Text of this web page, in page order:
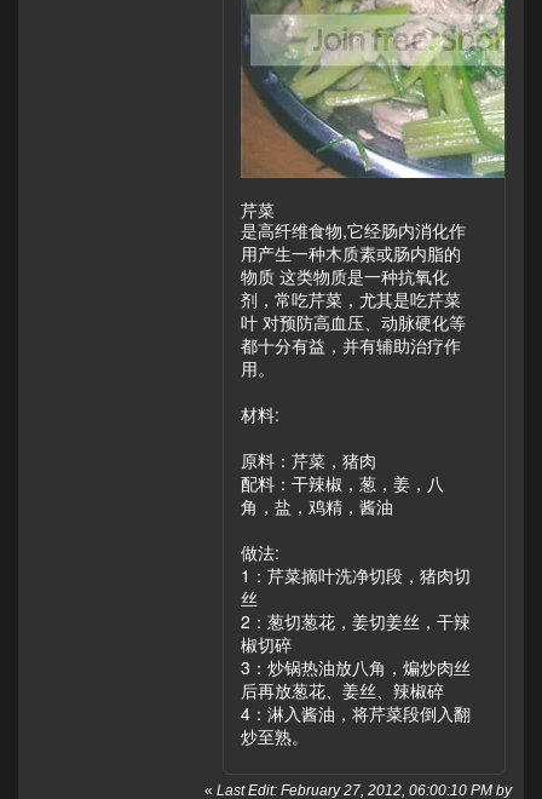
芹菜
是高纤维食物,它经肠内消化作
用产生一种木质素或肠内脂的
物质 这类物质是一种抗氧化
剂，常吃芹菜，尤其是吃芹菜
叶 对预防高血压、动脉硬化等
都十分有益，并有辅助治疗作
用。
材料:
原料：芹菜，猪肉
配料：干辣椒，葱，姜，八
角，盐，鸡精，酱油
做法:
1：芹菜摘叶洗净切段，猪肉切
丝
2：葱切葱花，姜切姜丝，干辣
椒切碎
3：炒锅热油放八角，煸炒肉丝
后再放葱花、姜丝、辣椒碎
4：淋入酱油，将芹菜段倒入翻
炒至熟。
« Last Edit: February 27, 2012, 06:00:10 PM by